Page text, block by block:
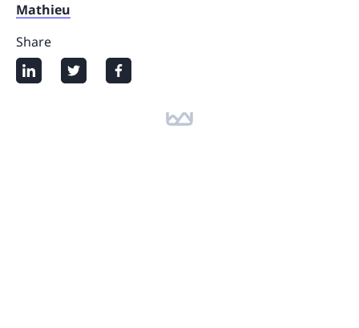
Mathieu
Share